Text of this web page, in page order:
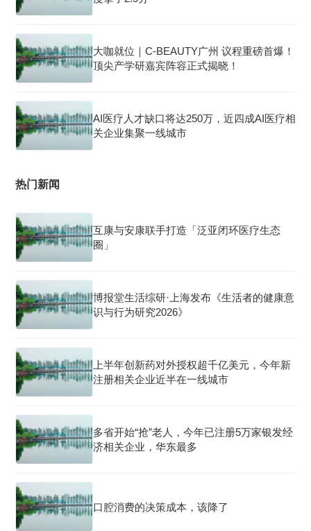
大咖就位｜C-BEAUTY广州 议程重磅首爆！
顶尖产学研嘉宾阵容正式揭晓！
AI医疗人才缺口将达250万，近四成AI医疗相
关企业集聚一线城市
热门新闻
互康与安康联手打造「泛亚闭环医疗生态
圈」
博报堂生活综研·上海发布《生活者的健康意
识与行为研究2026》
上半年创新药对外授权超千亿美元，今年新
注册相关企业近半在一线城市
多省开始“抢”老人，今年已注册5万家银发经
济相关企业，华东最多
口腔消费的决策成本，该降了